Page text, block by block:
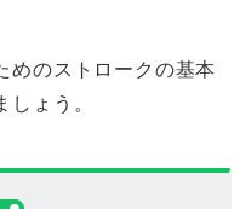
めのストロークの基本
ょう。